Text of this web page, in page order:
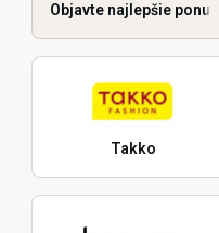
Objavte najlepšie ponuky
Takko